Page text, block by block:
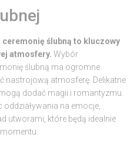
ślubną to kluczowy
atmosfery. Wybór
ślubną ma ogromne
nastrojową atmosferę. Delikatne
dodać magii i romantyzmu.
na emocje,
utworami, które będą idealnie